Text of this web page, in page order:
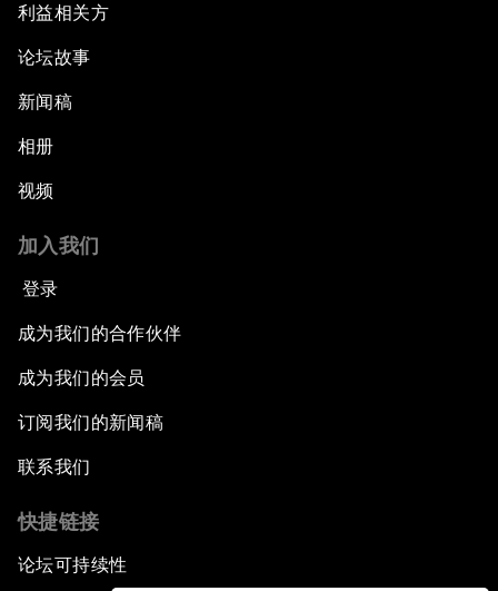
利益相关方
论坛故事
新闻稿
相册
视频
加入我们
登录
成为我们的合作伙伴
成为我们的会员
订阅我们的新闻稿
联系我们
快捷链接
论坛可持续性